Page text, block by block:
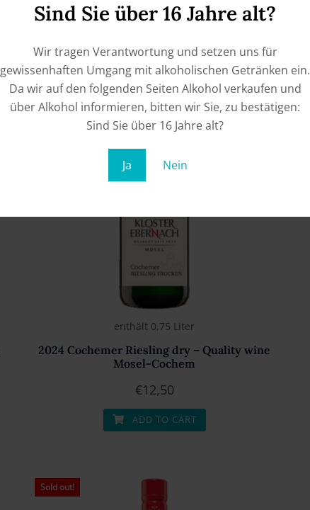
Sind Sie über 16 Jahre alt?
Wir tragen Verantwortung und setzen uns für
gewissenhaften Umgang mit alkoholischen Getränken ein.
Da wir auf den folgenden Seiten Alkohol verkaufen und
über Alkohol informieren, bitten wir Sie, zu bestätigen:
Sind Sie über 16 Jahre alt?
Ja Nein
enthält 0,75 Liter
2024 Cochemer Riesling dry – Quality wine
Mosel-Cochem
€12,50
ADD TO CART
Sold out!